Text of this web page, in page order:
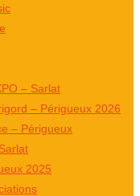
– Sarlat
– Périgueux 2026
– Périgueux
2025